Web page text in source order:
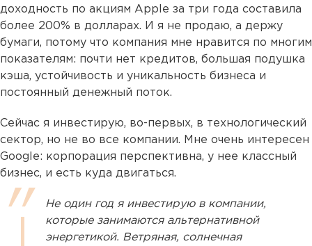
доходность по акциям Apple за три года составила
более 200% в долларах. И я не продаю, а держу
бумаги, потому что компания мне нравится по многим
показателям: почти нет кредитов, большая подушка
кэша, устойчивость и уникальность бизнеса и
постоянный денежный поток.
Сейчас я инвестирую, во-первых, в технологический
сектор, но не во все компании. Мне очень интересен
Google: корпорация перспективна, у нее классный
бизнес, и есть куда двигаться.
Не один год я инвестирую в компании,
которые занимаются альтернативной
энергетикой. Ветряная, солнечная